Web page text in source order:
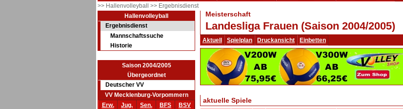
>> Hallenvolleyball >> Ergebnisdienst
Hallenvolleyball
Ergebnisdienst
Mannschaftssuche
Historie
Saison 2004/2005
Übergeordnet
Deutscher VV
VV Mecklenburg-Vorpommern
Erw.
Jug. Sen. BFS
BSV
Meisterschaft
Landesliga Frauen (Saison 2004/2005)
Aktuell Spielplan Druckansicht Einbetten
aktuelle Spiele